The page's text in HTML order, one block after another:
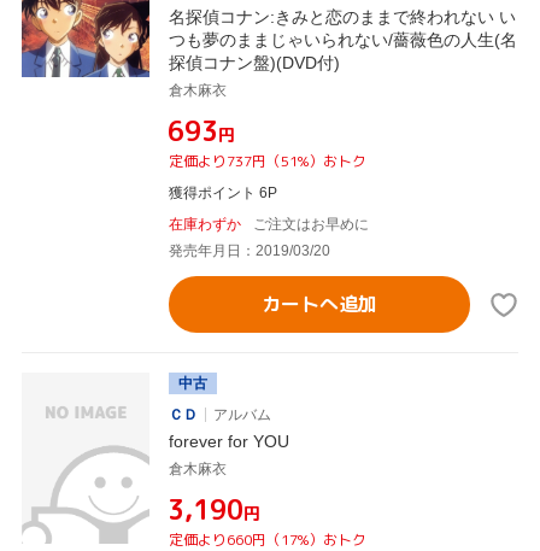
名探偵コナン:きみと恋のままで終われない い
つも夢のままじゃいられない/薔薇色の人生(名
探偵コナン盤)(DVD付)
倉木麻衣
¥693円
定価より737円（51%）おトク
獲得ポイント 6P
在庫わずか
ご注文はお早めに
発売年月日：2019/03/20
カートへ追加
中古
ＣＤ
アルバム
forever for YOU
倉木麻衣
¥3,190円
定価より660円（17%）おトク